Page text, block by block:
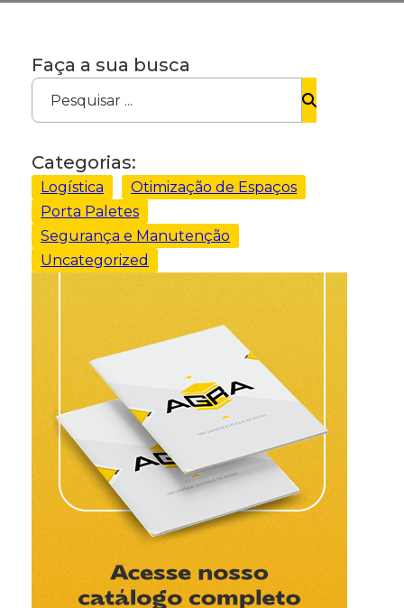
Faça a sua busca
Pesquisar ...
Categorias:
Logística
Otimização de Espaços
Porta Paletes
Segurança e Manutenção
Uncategorized